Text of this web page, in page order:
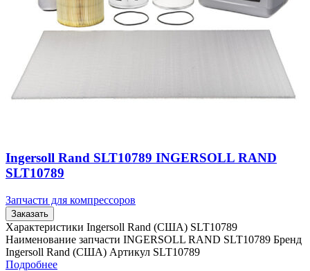
Ingersoll Rand SLT10789 INGERSOLL RAND
SLT10789
Запчасти для компрессоров
Заказать
Характеристики Ingersoll Rand (США) SLT10789
Наименование запчасти INGERSOLL RAND SLT10789 Бренд
Ingersoll Rand (США) Артикул SLT10789
Подробнее